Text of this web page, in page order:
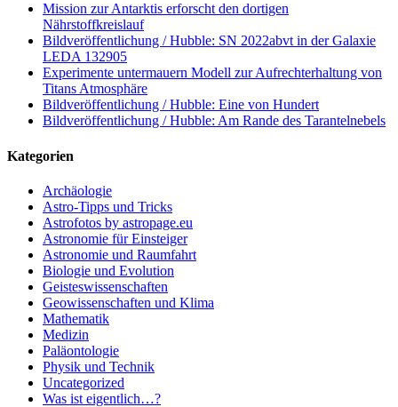
Mission zur Antarktis erforscht den dortigen
Nährstoffkreislauf
Bildveröffentlichung / Hubble: SN 2022abvt in der Galaxie
LEDA 132905
Experimente untermauern Modell zur Aufrechterhaltung von
Titans Atmosphäre
Bildveröffentlichung / Hubble: Eine von Hundert
Bildveröffentlichung / Hubble: Am Rande des Tarantelnebels
Kategorien
Archäologie
Astro-Tipps und Tricks
Astrofotos by astropage.eu
Astronomie für Einsteiger
Astronomie und Raumfahrt
Biologie und Evolution
Geisteswissenschaften
Geowissenschaften und Klima
Mathematik
Medizin
Paläontologie
Physik und Technik
Uncategorized
Was ist eigentlich…?